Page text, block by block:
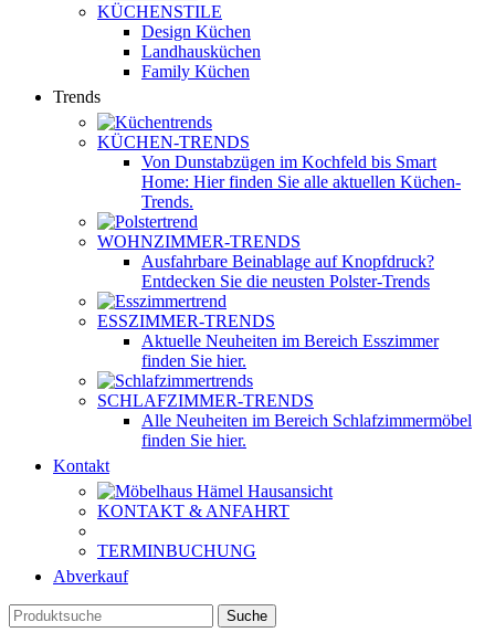
KÜCHENSTILE
Design Küchen
Landhausküchen
Family Küchen
Trends
KÜCHEN-TRENDS
Von Dunstabzügen im Kochfeld bis Smart
Home: Hier finden Sie alle aktuellen Küchen-
Trends.
WOHNZIMMER-TRENDS
Ausfahrbare Beinablage auf Knopfdruck?
Entdecken Sie die neusten Polster-Trends
ESSZIMMER-TRENDS
Aktuelle Neuheiten im Bereich Esszimmer
finden Sie hier.
SCHLAFZIMMER-TRENDS
Alle Neuheiten im Bereich Schlafzimmermöbel
finden Sie hier.
Kontakt
KONTAKT & ANFAHRT
TERMINBUCHUNG
Abverkauf
Suche